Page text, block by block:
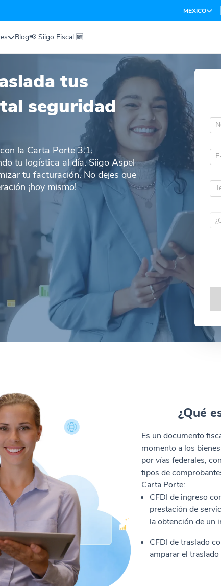
MEXICO
Blog📢 Siigo Fiscal 🆕
tus
seguridad
la Carta Porte 3.1,
tu logística al día. Siigo Aspel
tu facturación. No dejes que
¡hoy mismo!
¿Qué
Es un documento
momento a los
por vías federales,
tipos de
Carta Porte:
CFDI de ingreso
prestación de
la obtención de un
CFDI de traslado
amparar el